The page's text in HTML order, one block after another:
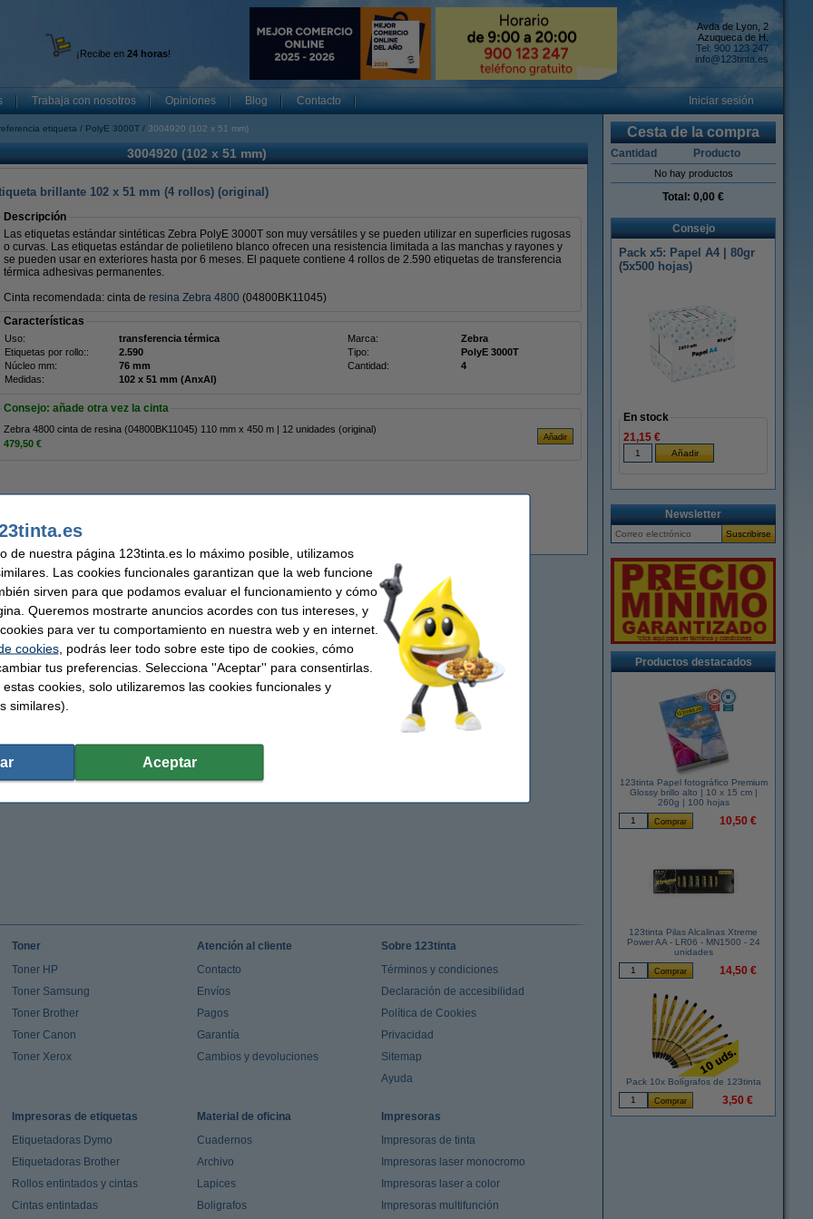
¡Recibe en 24 horas!
Avda de Lyon, 2
Azuqueca de H.
Tel: 900 123 247
info@123tinta.es
Trabaja con nosotros Opiniones Blog Contacto Iniciar sesión
etiqueta PolyE 3000T 3004920 (102 x 51 mm)
3004920 (102 x 51 mm)
brillante 102 x 51 mm (4 rollos) (original)
Descripción
Las etiquetas estándar sintéticas Zebra PolyE 3000T son muy versátiles y se pueden utilizar en superficies rugosas
o curvas. Las etiquetas estándar de polietileno blanco ofrecen una resistencia limitada a las manchas y rayones y
se pueden usar en exteriores hasta por 6 meses. El paquete contiene 4 rollos de 2.590 etiquetas de transferencia
térmica adhesivas permanentes.
Cinta recomendada: cinta de resina Zebra 4800 (04800BK11045)
Características
Uso: transferencia térmica Marca:
Zebra
Etiquetas por rollo::
2.590 Tipo:
PolyE 3000T
Núcleo mm:
76 mm Cantidad:
4
Medidas:
102 x 51 mm (AnxAl)
Consejo: añade otra vez la cinta
Zebra 4800 cinta de resina (04800BK11045) 110 mm x 450 m | 12 unidades (original)
479,50 €
descatalogado.
Cesta de la compra
Cantidad Producto
No hay productos
Total: 0,00 €
Consejo
Pack x5: Papel A4 | 80gr
(5x500 hojas)
En stock
21,15 €
Newsletter
Productos destacados
123tinta Papel fotográfico Premium
Glossy brillo alto | 10 x 15 cm |
260g | 100 hojas
10,50 €
123tinta Pilas Alcalinas Xtreme
Power AA - LR06 - MN1500 - 24
unidades
14,50 €
Pack 10x Bolígrafos de 123tinta
3,50 €
Toner
Toner HP
Toner Samsung
Toner Brother
Toner Canon
Toner Xerox
Atención al cliente
Contacto
Envíos
Pagos
Garantía
Cambios y devoluciones
Sobre 123tinta
Términos y condiciones
Declaración de accesibilidad
Política de Cookies
Privacidad
Sitemap
Ayuda
Impresoras de etiquetas
Etiquetadoras Dymo
Etiquetadoras Brother
Rollos entintados y cintas
Cintas entintadas
Material de oficina
Cuadernos
Archivo
Lapices
Boligrafos
Impresoras
Impresoras de tinta
Impresoras laser monocromo
Impresoras laser a color
Impresoras multifunción
de nuestra página 123tinta.es lo máximo posible, utilizamos
Las cookies funcionales garantizan que la web funcione
sirven para que podamos evaluar el funcionamiento y cómo
Queremos mostrarte anuncios acordes con tus intereses, y
para ver tu comportamiento en nuestra web y en internet.
cookies, podrás leer todo sobre este tipo de cookies, cómo
tus preferencias. Selecciona ''Aceptar'' para consentirlas.
cookies, solo utilizaremos las cookies funcionales y
similares).
Aceptar